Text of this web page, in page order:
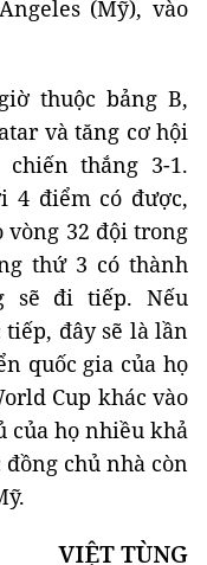
(Mỹ), vào
thuộc bảng B,
và tăng cơ hội
thắng 3-1.
4 điểm có được,
vòng 32 đội trong
thứ 3 có thành
sẽ đi tiếp. Nếu
đây sẽ là lần
quốc gia của họ
Cup khác vào
của họ nhiều khả
chủ nhà còn
VIỆT TÙNG